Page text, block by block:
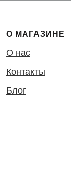
О МАГАЗИНЕ
О нас
Контакты
Блог